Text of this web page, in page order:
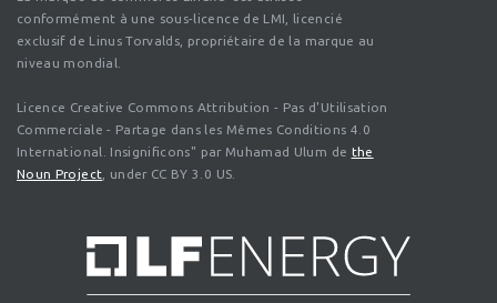
conformément à une sous-licence de LMI, licencié
exclusif de Linus Torvalds, propriétaire de la marque au
niveau mondial.
Licence Creative Commons Attribution - Pas d'Utilisation
Commerciale - Partage dans les Mêmes Conditions 4.0
International. Insignificons" par Muhamad Ulum de the
Noun Project , under CC BY 3.0 US.